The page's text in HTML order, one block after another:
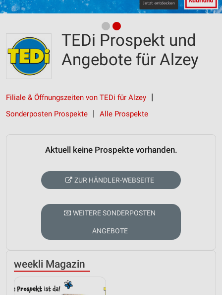
TEDi Prospekt und
Angebote für Alzey
Filiale & Öffnungszeiten von TEDi für Alzey
Sonderposten Prospekte
Alle Prospekte
Aktuell keine Prospekte vorhanden.
ZUR HÄNDLER-WEBSEITE
WEITERE SONDERPOSTEN
ANGEBOTE
weekli Magazin